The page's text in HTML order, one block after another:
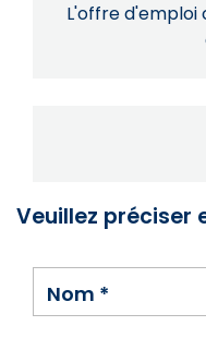
L'offre
Veuillez préciser
Nom *